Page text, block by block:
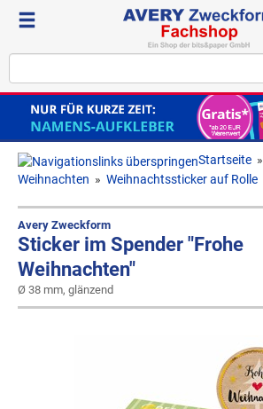
Startseite »
Weihnachten » Weihnachtssticker auf Rolle
Avery Zweckform
Sticker im Spender "Frohe
Weihnachten"
Ø 38 mm, glänzend